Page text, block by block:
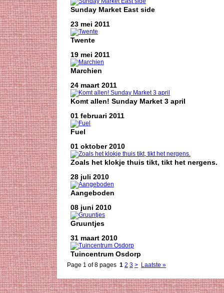
Sunday Market East side
23 mei 2011
Twente
19 mei 2011
Marchien
24 maart 2011
Komt allen! Sunday Market 3 april
01 februari 2011
Fuel
01 oktober 2010
Zoals het klokje thuis tikt, tikt het nergens.
28 juli 2010
Aangeboden
08 juni 2010
Gruuntjes
31 maart 2010
Tuincentrum Osdorp
Page 1 of 8 pages 1 2 3 > Laatste »